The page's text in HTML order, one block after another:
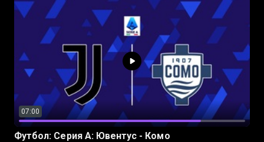
07:00
Футбол: Серия А: Ювентус - Комо